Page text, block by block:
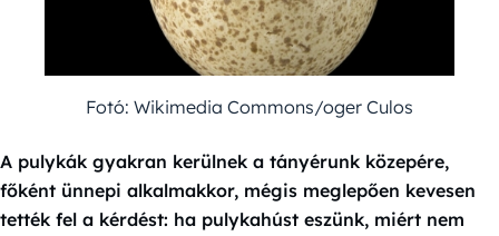
Fotó: Wikimedia Commons/oger Culos
A pulykák gyakran kerülnek a tányérunk közepére,
főként ünnepi alkalmakkor, mégis meglepően kevesen
tették fel a kérdést: ha pulykahúst eszünk, miért nem